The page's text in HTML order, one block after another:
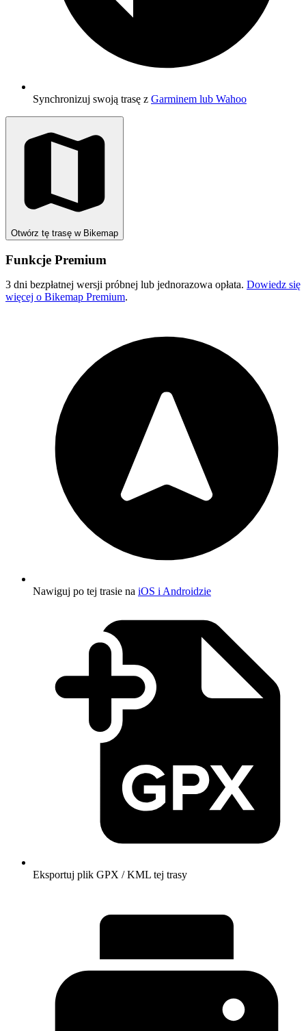
Synchronizuj swoją trasę z Garminem lub Wahoo
Otwórz tę trasę w Bikemap
Funkcje Premium
3 dni bezpłatnej wersji próbnej lub jednorazowa opłata. Dowiedz się
więcej o Bikemap Premium.
Nawiguj po tej trasie na iOS i Androidzie
Eksportuj plik GPX / KML tej trasy